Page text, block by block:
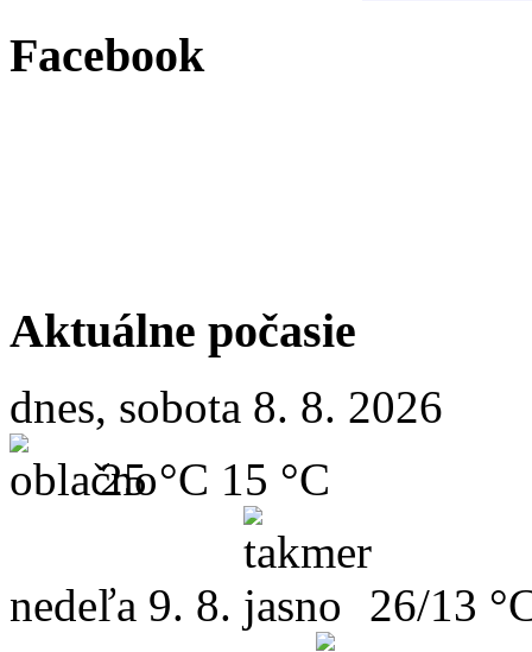
Facebook
Aktuálne počasie
dnes, sobota 8. 8. 2026
25 °C 15 °C
nedeľa 9. 8. 26/13